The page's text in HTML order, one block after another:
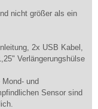
nicht größer als ein
2x USB Kabel,
Verlängerungshülse
und
Sensor sind